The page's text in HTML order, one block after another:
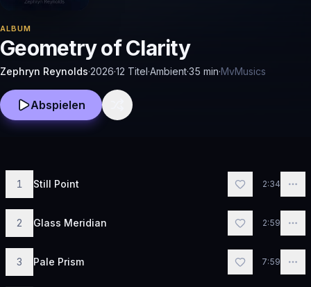
ALBUM
Geometry of Clarity
Zephryn Reynolds·2026·12 Titel·Ambient·35 min·MvMusics
Abspielen
1 Still Point 2:34
2 Glass Meridian 2:59
3 Pale Prism 7:59